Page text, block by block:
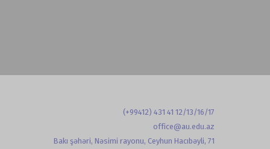
(+99412) 431 41 12/13/16/17
office@au.edu.az
Bakı şəhəri, Nəsimi rayonu, Ceyhun Hacıbəyli, 71